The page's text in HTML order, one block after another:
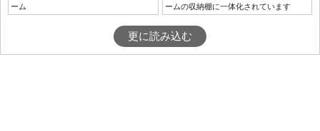
ーム
ームの収納棚に一体化されています
更に読み込む